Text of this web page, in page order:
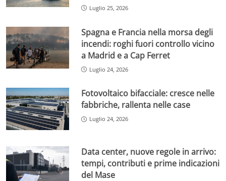
Luglio 25, 2026
Spagna e Francia nella morsa degli
incendi: roghi fuori controllo vicino
a Madrid e a Cap Ferret
Luglio 24, 2026
Fotovoltaico bifacciale: cresce nelle
fabbriche, rallenta nelle case
Luglio 24, 2026
Data center, nuove regole in arrivo:
tempi, contributi e prime indicazioni
del Mase